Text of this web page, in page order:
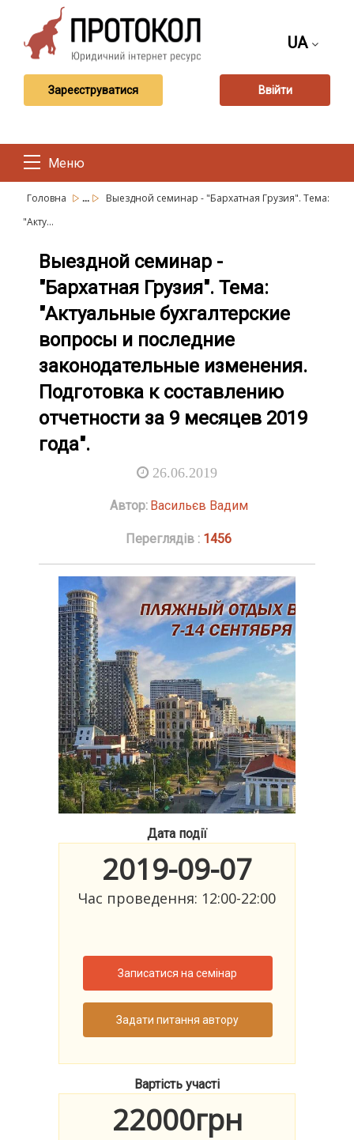
UA
Зареєструватися Ввійти
Меню
Головна ...
Выездной семинар - "Бархатная Грузия". Тема:
"Акту...
Выездной семинар -
"Бархатная Грузия". Тема:
"Актуальные бухгалтерские
вопросы и последние
законодательные изменения.
Подготовка к составлению
отчетности за 9 месяцев 2019
года".
26.06.2019
Автор: Васильєв Вадим
Переглядів : 1456
Дата події
2019-09-07
Час проведення: 12:00-22:00
Записатися на семінар
Задати питання автору
Вартість участі
22000грн